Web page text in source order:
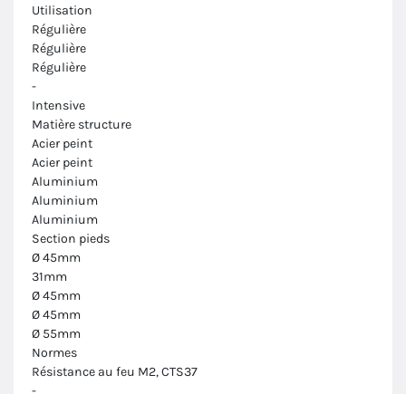
Utilisation
Régulière
Régulière
Régulière
-
Intensive
Matière structure
Acier peint
Acier peint
Aluminium
Aluminium
Aluminium
Section pieds
Ø 45mm
31mm
Ø 45mm
Ø 45mm
Ø 55mm
Normes
Résistance au feu M2, CTS37
-